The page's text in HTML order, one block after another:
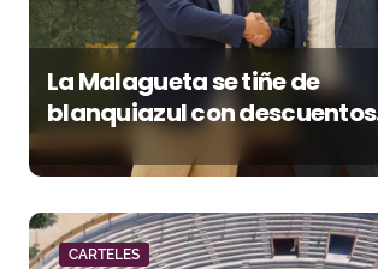
La Malagueta se tiñe de
blanquiazul con descuentos
y una corrida homenaje al
Málaga CF
CARTELES